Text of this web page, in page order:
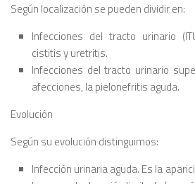
Según localización se pueden dividir en:
Infecciones del tracto urinario
cistitis y uretritis.
Infecciones del tracto urinario
afecciones, la pielonefritis aguda.
Evolución
Según su evolución distinguimos:
Infección urinaria aguda. Es la